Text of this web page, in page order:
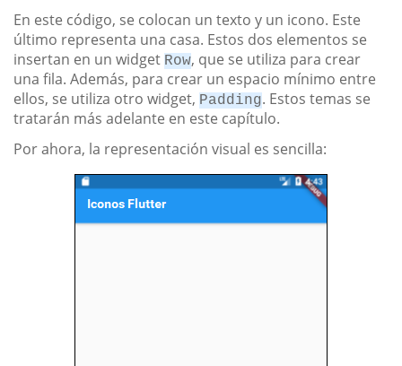
En este código, se colocan un texto y un icono. Este
último representa una casa. Estos dos elementos se
insertan en un widget Row, que se utiliza para crear
una fila. Además, para crear un espacio mínimo entre
ellos, se utiliza otro widget, Padding. Estos temas se
tratarán más adelante en este capítulo.
Por ahora, la representación visual es sencilla: